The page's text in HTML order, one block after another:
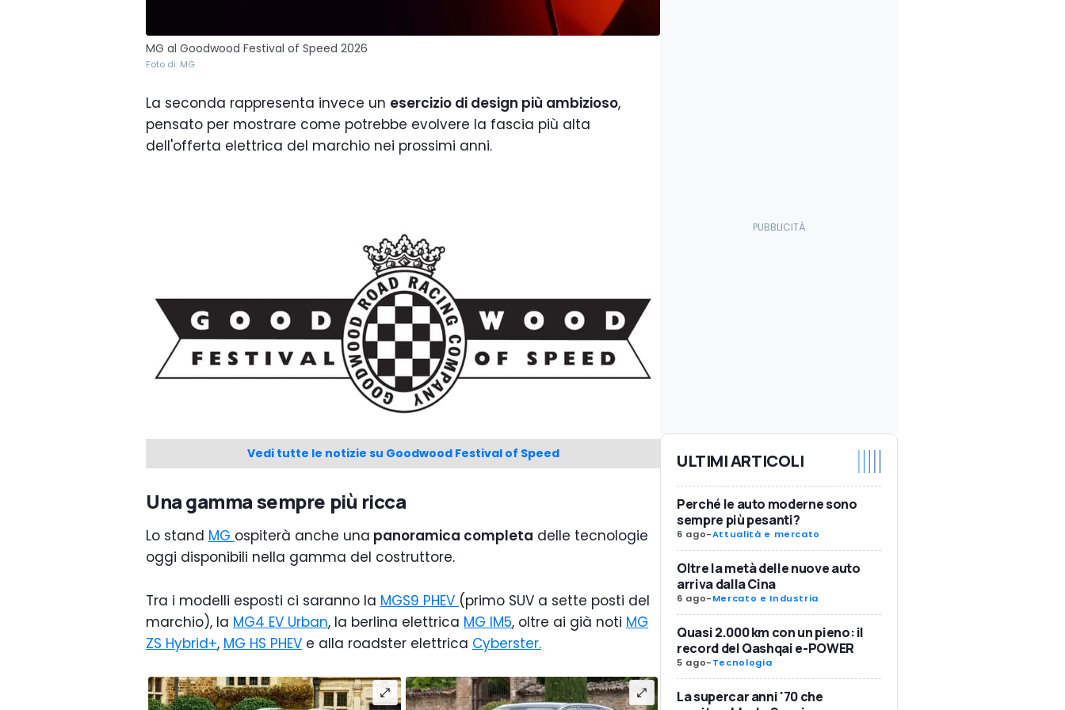
MG al Goodwood Festival of Speed 2026
Foto di: MG
La seconda rappresenta invece un esercizio di design più ambizioso,
pensato per mostrare come potrebbe evolvere la fascia più alta
dell'offerta elettrica del marchio nei prossimi anni.
Vedi tutte le notizie su Goodwood Festival of Speed
Una gamma sempre più ricca
Lo stand MG ospiterà anche una panoramica completa delle tecnologie
oggi disponibili nella gamma del costruttore.
Tra i modelli esposti ci saranno la MGS9 PHEV (primo SUV a sette posti del
marchio), la MG4 EV Urban, la berlina elettrica MG IM5, oltre ai già noti MG
ZS Hybrid+, MG HS PHEV e alla roadster elettrica Cyberster.
ULTIMI ARTICOLI
Perché le auto moderne sono
sempre più pesanti?
6 ago-Attualità e mercato
Oltre la metà delle nuove auto
arriva dalla Cina
6 ago-Mercato e Industria
Quasi 2.000 km con un pieno: il
record del Qashqai e-POWER
5 ago-Tecnologia
La supercar anni '70 che